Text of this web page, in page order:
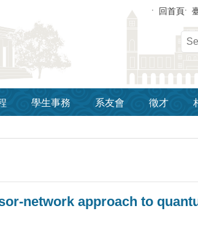
回首頁
學生事務 系友會 徵才
network approach to